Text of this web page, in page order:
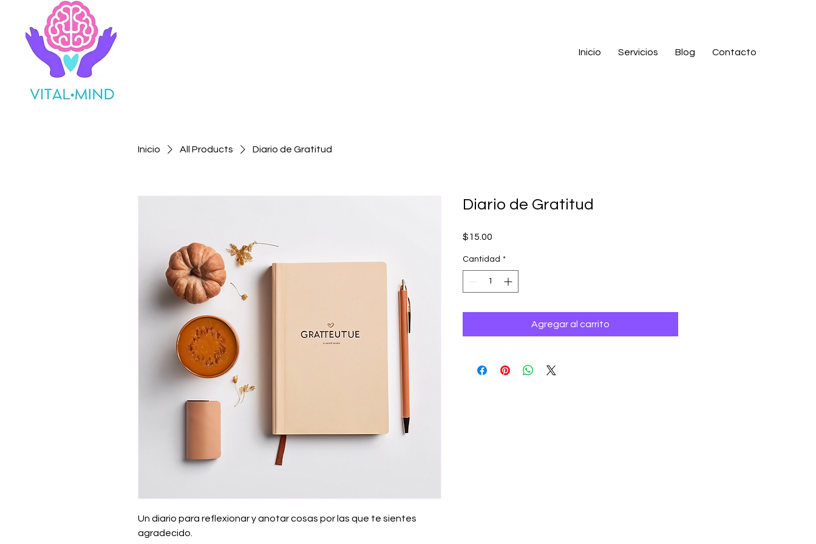
Inicio Servicios Blog Contacto
Inicio All Products Diario de Gratitud
Un diario para reflexionar y anotar cosas por las que te sientes
agradecido.
Diario de Gratitud
$15.00
Cantidad *
Agregar al carrito